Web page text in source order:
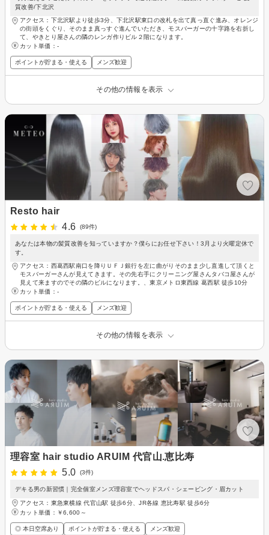
質改善/下北沢
アクセス：下北沢駅より徒歩3分、下北沢駅東口の改札を出て真っ直ぐ進み、オレンジ
の街頭をくぐり、そのまま真っすぐ進んでいただき、モスバーガーの十字路を右折し
て、やきとり屋さんの隣のレンガ作りビル２階になります。
カット単価： -
ポイントが貯まる・使える メンズ歓迎
その他の情報を表示
Resto hair
4.6
(89件)
あなたは本物の髪質改善を知っていますか？僕らにお任せ下さい！3月より火曜定休で
す。
アクセス：西葛西駅南口を降りＵＦＪ銀行を左に曲がりそのまま少し直進して頂くと
モスバーガーさんが見えてきます。その先右手にクリーニング屋さんタバコ屋さんが
見えて来ますのでその隣のビルになります。、東京メトロ東西線 葛西駅 徒歩10分
カット単価： -
ポイントが貯まる・使える メンズ歓迎
その他の情報を表示
理容室 hair studio ARUIM 代官山.恵比寿
5.0
(3件)
デキる男の新習慣｜完全個室メンズ理容室でヘッドスパ・シェービング・眉カット
アクセス：東急東横線 代官山駅 徒歩6分、JR各線 恵比寿駅 徒歩6分
カット単価： ￥6,600～
◎ 本日空席あり ポイントが貯まる・使える メンズ歓迎